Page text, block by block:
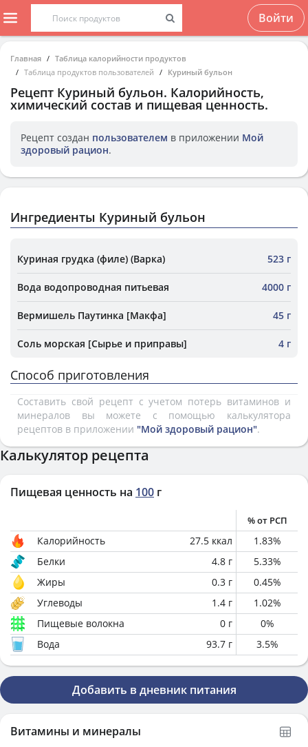
Войти
Главная
Таблица калорийности продуктов
Таблица продуктов пользователей
Куриный бульон
Рецепт Куриный бульон. Калорийность,
химический состав и пищевая ценность.
Рецепт создан пользователем в приложении Мой
здоровый рацион.
Ингредиенты Куриный бульон
Куриная грудка (филе) (Варка) 523 г
Вода водопроводная питьевая 4000 г
Вермишель Паутинка [Макфа] 45 г
Соль морская [Сырье и приправы] 4 г
Способ приготовления
Составить свой рецепт с учетом потерь витаминов и
минералов вы можете с помощью калькулятора
рецептов в приложении "Мой здоровый рацион".
Калькулятор рецепта
Пищевая ценность на 100 г
% от РСП
Калорийность 27.5 ккал 1.83%
Белки
4.8 г 5.33%
Жиры
0.3 г 0.45%
Углеводы
1.4 г 1.02%
Пищевые волокна
0 г 0%
Вода
93.7 г 3.5%
Добавить в дневник питания
Витамины и минералы